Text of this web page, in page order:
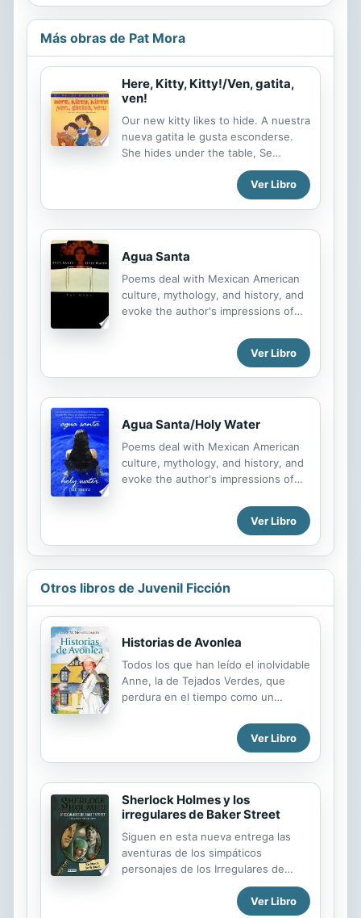
Más obras de Pat Mora
Here, Kitty, Kitty!/Ven, gatita,
ven!
Our new kitty likes to hide. A nuestra
nueva gatita le gusta esconderse.
She hides under the table, Se
esconde debajo de la mesa, inside a
flowerpot, dentro de una maceta and
behind the curtains. y detrás de las
llamamos, pero . . . but will she ever
come close enough to pet? ¿se
acercará lo suficiente como para
acariciarla? Here, kitty, kitty! ¡Ven,
gatita, ven! This third book in Pat
Mora's bilingual My Family/Mi familia
mischievous kitty, playful
illustrations, and engaging story.
Este tercer libro de la serie...
Ver Libro
Agua Santa
Poems deal with Mexican American
culture, mythology, and history, and
evoke the author's impressions of
Ver Libro
Agua Santa/Holy Water
Poems deal with Mexican American
culture, mythology, and history, and
evoke the author's impressions of
Ver Libro
Otros libros de Juvenil Ficción
Historias de Avonlea
Todos los que han leído el inolvidable
Anne, la de Tejados Verdes, que
perdura en el tiempo como un
juvenil, se fascinarán con la
publicación de esta serie de cuentos
que L. M. Montgomery escribió una
sutil y valiente había concluido.
Anne, la encantadora huérfana,
reaparece ahora, casada con el
doctor Blythe y madre de hijos ya
crecidos, junto con otros personajes
de Avonlea y sus alrededores, un
grupo de gente tan simpática como
singular. Los relatos de este volumen
Ver Libro
Sherlock Holmes y los
irregulares de Baker Street
Siguen en esta nueva entrega las
aventuras de los simpáticos
personajes de los Irregulares de
Baker Street, pandilla de chicos de la
calle que trabajan a las órdenes del
Ver Libro